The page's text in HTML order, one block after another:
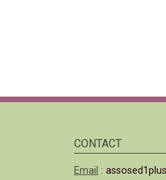
CONTACT
Email :